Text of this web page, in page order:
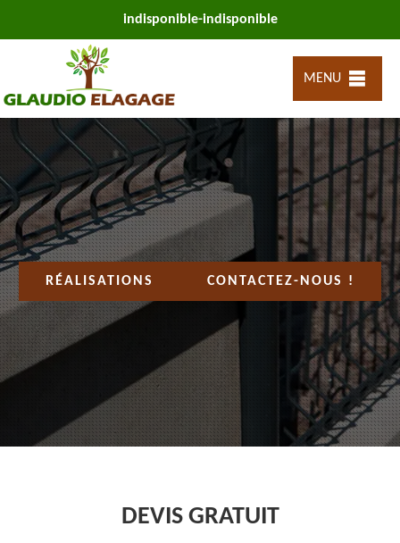
indisponible-indisponible
MENU
RÉALISATIONS CONTACTEZ-NOUS !
DEVIS GRATUIT